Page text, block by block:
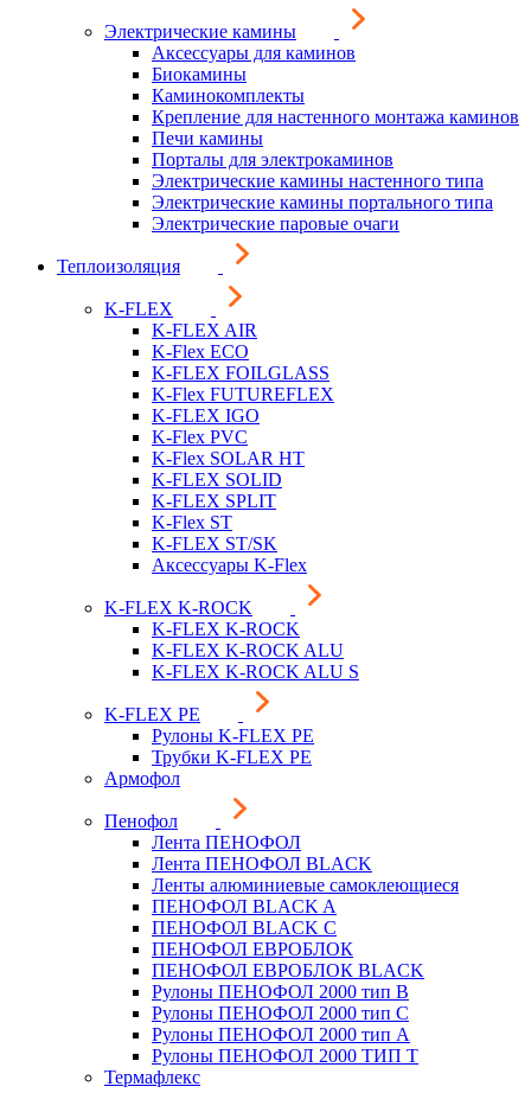
Электрические камины
Аксессуары для каминов
Биокамины
Каминокомплекты
Крепление для настенного монтажа каминов
Печи камины
Порталы для электрокаминов
Электрические камины настенного типа
Электрические камины портального типа
Электрические паровые очаги
Теплоизоляция
K-FLEX
K-FLEX AIR
K-Flex ECO
K-FLEX FOILGLASS
K-Flex FUTUREFLEX
K-FLEX IGO
K-Flex PVC
K-Flex SOLAR HT
K-FLEX SOLID
K-FLEX SPLIT
K-Flex ST
K-FLEX ST/SK
Аксессуары K-Flex
K-FLEX K-ROCK
K-FLEX K-ROCK
K-FLEX K-ROCK ALU
K-FLEX K-ROCK ALU S
K-FLEX PE
Рулоны K-FLEX PE
Трубки K-FLEX PE
Армофол
Пенофол
Лента ПЕНОФОЛ
Лента ПЕНОФОЛ BLACK
Ленты алюминиевые самоклеющиеся
ПЕНОФОЛ BLACK A
ПЕНОФОЛ BLACK С
ПЕНОФОЛ ЕВРОБЛОК
ПЕНОФОЛ ЕВРОБЛОК BLACK
Рулоны ПЕНОФОЛ 2000 тип B
Рулоны ПЕНОФОЛ 2000 тип C
Рулоны ПЕНОФОЛ 2000 тип А
Рулоны ПЕНОФОЛ 2000 ТИП Т
Термафлекс